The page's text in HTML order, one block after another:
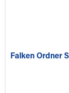
Falken Ordner